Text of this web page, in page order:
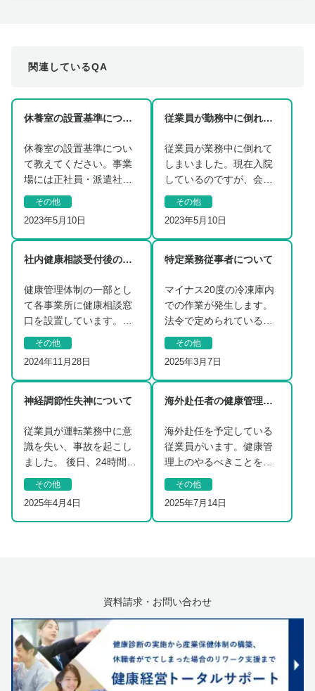
関連しているQA
休養室の設置基準について教えてください。
休養室の設置基準につい
て教えてください。事業
場には正社員・派遣社
員・外注業者を含め、50
人以上の労働者が在勤
し…
その他
2023年5月10日
従業員が勤務中に倒れてしまった場合の対処法について
従業員が業務中に倒れて
しまいました。現在入院
しているのですが、会社
側としてどう対応したら
よいでしょうか？…
その他
2023年5月10日
社内健康相談受付後の産業医面談設定について
健康管理体制の一部とし
て各事業所に健康相談窓
口を設置しています。窓
口は衛生管理者が担当
し、症状や受診状況など
を…
その他
2024年11月28日
特定業務従事者について
マイナス20度の冷凍庫内
での作業が発生します。
法令で定められているこ
とや、気を付けなければ
いけない事があれば教…
その他
2025年3月7日
神経調節性失神について
従業員が運転業務中に意
識を失い、事故を起こし
ました。 後日、24時間心
電図検査と脳波の検査を
受け、神経調節性失…
その他
2025年4月4日
海外赴任者の健康管理について
海外赴任を予定している
従業員がいます。健康管
理上のやるべきことを教
えてください。…
その他
2025年7月14日
資料請求・お問い合わせ